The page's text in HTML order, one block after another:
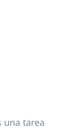
una tarea